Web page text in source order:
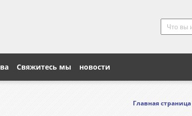
Свяжитесь мы новости
Главная страница